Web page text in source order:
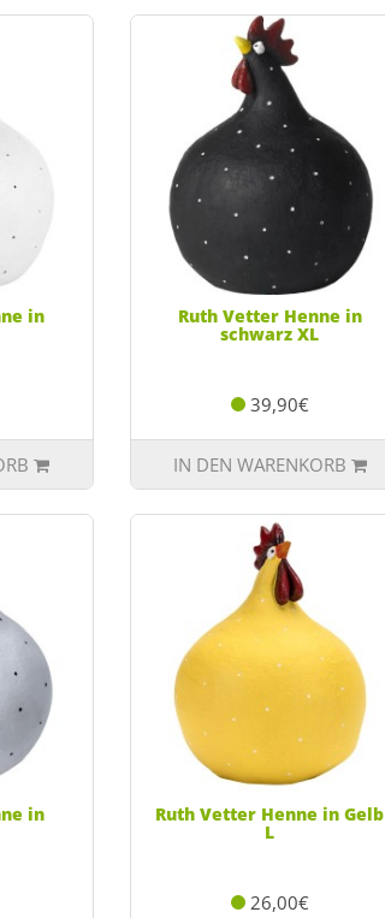
in Ruth Vetter Henne in
schwarz XL
39,90€
IN DEN WARENKORB
in Ruth Vetter Henne in Gelb
L
26,00€